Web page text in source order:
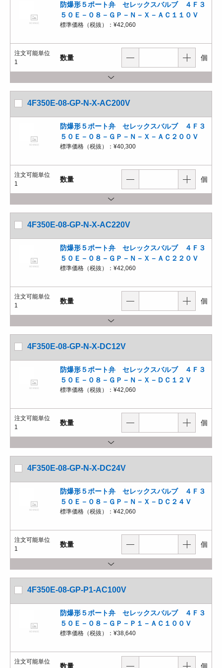
防爆形５ポート弁 セレックスバルブ ４Ｆ３
５０Ｅ－０８－ＧＰ－Ｎ－Ｘ－ＡＣ１１０Ｖ
標準価格（税抜）： ¥42,060
注文可能単位
1
数量 個
4F350E-08-GP-N-X-AC200V
防爆形５ポート弁 セレックスバルブ ４Ｆ３
５０Ｅ－０８－ＧＰ－Ｎ－Ｘ－ＡＣ２００Ｖ
標準価格（税抜）： ¥40,300
注文可能単位
1
数量 個
4F350E-08-GP-N-X-AC220V
防爆形５ポート弁 セレックスバルブ ４Ｆ３
５０Ｅ－０８－ＧＰ－Ｎ－Ｘ－ＡＣ２２０Ｖ
標準価格（税抜）： ¥42,060
注文可能単位
1
数量 個
4F350E-08-GP-N-X-DC12V
防爆形５ポート弁 セレックスバルブ ４Ｆ３
５０Ｅ－０８－ＧＰ－Ｎ－Ｘ－ＤＣ１２Ｖ
標準価格（税抜）： ¥42,060
注文可能単位
1
数量 個
4F350E-08-GP-N-X-DC24V
防爆形５ポート弁 セレックスバルブ ４Ｆ３
５０Ｅ－０８－ＧＰ－Ｎ－Ｘ－ＤＣ２４Ｖ
標準価格（税抜）： ¥42,060
注文可能単位
1
数量 個
4F350E-08-GP-P1-AC100V
防爆形５ポート弁 セレックスバルブ ４Ｆ３
５０Ｅ－０８－ＧＰ－Ｐ１－ＡＣ１００Ｖ
標準価格（税抜）： ¥38,640
注文可能単位
数量 個